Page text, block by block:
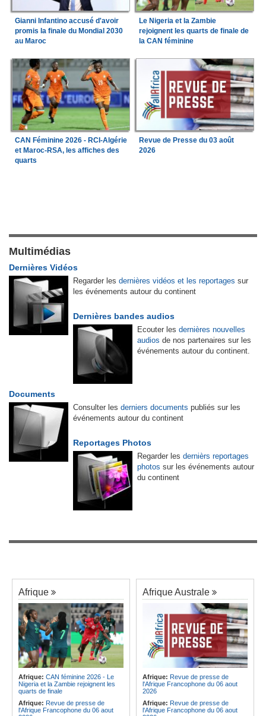
Gianni Infantino accusé d'avoir
promis la finale du Mondial 2030
au Maroc
Le Nigeria et la Zambie
rejoignent les quarts de finale de
la CAN féminine
CAN Féminine 2026 - RCI-Algérie
et Maroc-RSA, les affiches des
quarts
Revue de Presse du 03 août
2026
Multimédias
Dernières Vidéos
Regarder les dernières vidéos et les reportages sur
les événements autour du continent
Dernières bandes audios
Ecouter les dernières nouvelles
audios de nos partenaires sur les
événements autour du continent.
Documents
Consulter les derniers documents publiés sur les
événements autour du continent
Reportages Photos
Regarder les dernièrs reportages
photos sur les événements autour
du continent
Afrique
Afrique: CAN féminine 2026 - Le
Nigeria et la Zambie rejoignent les
quarts de finale
Afrique: Revue de presse de
l'Afrique Francophone du 06 aout
Afrique Australe
Afrique: Revue de presse de
l'Afrique Francophone du 06 aout
2026
Afrique: Revue de presse de
l'Afrique Francophone du 06 aout